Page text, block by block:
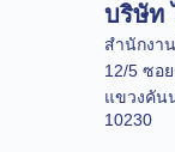
บริษัท
สำนักงา
12/5 ซอ
แขวงคัน
10230